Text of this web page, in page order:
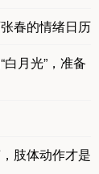
春的情绪日历
月光”，准备
肢体动作才是